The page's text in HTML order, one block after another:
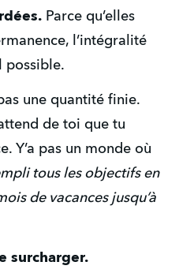
Parce qu’elles
l’intégralité
possible.
une quantité finie.
de toi que tu
Y’a pas un monde où
tous les objectifs en
de vacances jusqu’à
surcharger.